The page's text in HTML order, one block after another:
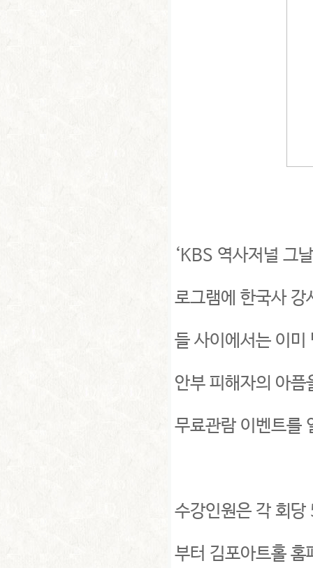
‘KBS 역사저널 그
로그램에 한국사 강
들 사이에서는 이미
안부 피해자의 아픔
무료관람 이벤트를
수강인원은 각 회
부터 김포아트홀 홈